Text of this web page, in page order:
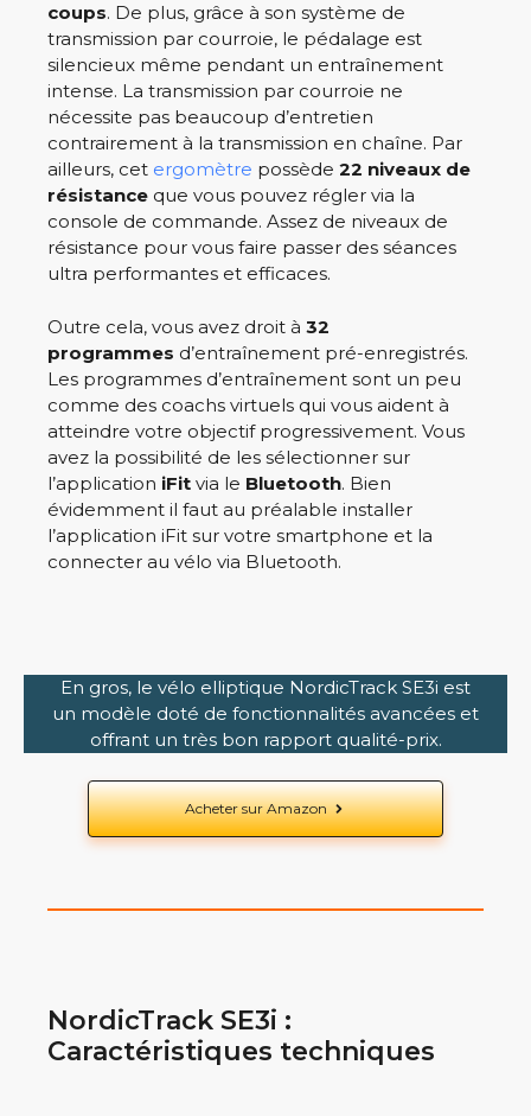
coups. De plus, grâce à son système de
transmission par courroie, le pédalage est
silencieux même pendant un entraînement
intense. La transmission par courroie ne
nécessite pas beaucoup d’entretien
contrairement à la transmission en chaîne. Par
ailleurs, cet ergomètre possède 22 niveaux de
résistance que vous pouvez régler via la
console de commande. Assez de niveaux de
résistance pour vous faire passer des séances
ultra performantes et efficaces.
Outre cela, vous avez droit à 32
programmes d’entraînement pré-enregistrés.
Les programmes d’entraînement sont un peu
comme des coachs virtuels qui vous aident à
atteindre votre objectif progressivement. Vous
avez la possibilité de les sélectionner sur
l’application iFit via le Bluetooth. Bien
évidemment il faut au préalable installer
l’application iFit sur votre smartphone et la
connecter au vélo via Bluetooth.
En gros, le vélo elliptique NordicTrack SE3i est
un modèle doté de fonctionnalités avancées et
offrant un très bon rapport qualité-prix.
Acheter sur Amazon
NordicTrack SE3i :
Caractéristiques techniques